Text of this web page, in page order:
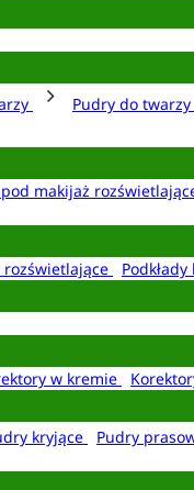
Pudry do twarzy
pod makijaż
rozświetlające
w kremie
kryjące Pudry